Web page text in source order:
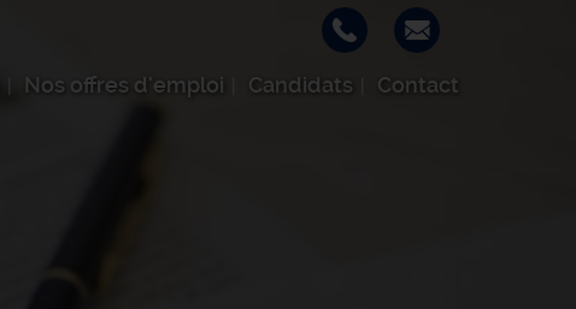
Nos offres d'emploi Candidats Contact